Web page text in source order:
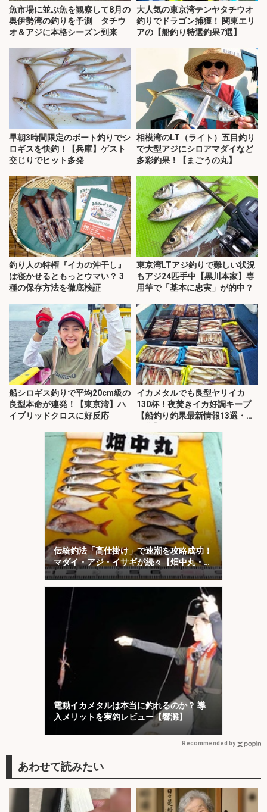
魚市場に並ぶ魚を観察して8月の
奥伊勢湾の釣りを予測 タチウ
オ＆アジに本格シーズン到来
大人気の東京湾テンヤタチウオ
釣りでドラゴン捕獲！ 関東エリ
アの【船釣り特選釣果7選】
早朝3時間限定のボート釣りでシ
ロギスを快釣！【兵庫】ゲスト
交じりでヒット多発
相模湾のLT（ライト）五目釣り
で大型アジにシロアマダイなど
多彩釣果！【まごうの丸】
釣り人の特権『イカの沖干し』
は寝かせるともっとウマい？ 3
種の保存方法を徹底検証
東京湾LTアジ釣りで難しい状況
もアジ24匹手中【黒川本家】専
用竿で「基本に忠実」が的中？
船シロギス釣りで平均20cm級の
良型本命が連発！【東京湾】ハ
イブリッドクロスに好反応
イカメタルでも良型ヤリイカ
130杯！夜焚きイカ好調キープ
【船釣り釣果最新情報13選・玄
伝統釣法「高仕掛け」で速潮を攻略成功！
マダイ・アジ・イサギが続々【畑中丸・加
太】
電動イカメタルは本当に釣れるのか？ 導
入メリットを実釣レビュー【響灘】
Recommended by